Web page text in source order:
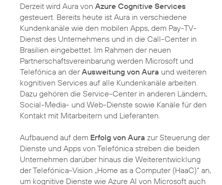
Derzeit wird Aura von Azure Cognitive Services
gesteuert. Bereits heute ist Aura in verschiedene
Kundenkanäle wie den mobilen Apps, dem Pay-TV-
Dienst des Unternehmens und in die Call-Center in
Brasilien eingebettet. Im Rahmen der neuen
Partnerschaftsvereinbarung werden Microsoft und
Telefónica an derAusweitung von Aura und weiteren
kognitiven Services auf alle Kundenkanäle arbeiten.
Dazu gehören die Service-Center in anderen Ländern,
Social-Media- und Web-Dienste sowie Kanäle für den
Kontakt mit Mitarbeitern und Lieferanten.
Aufbauend auf dem Erfolg von Aura zur Steuerung der
Dienste und Apps von Telefónica streben die beiden
Unternehmen darüber hinaus die Weiterentwicklung
der Telefónica-Vision „Home as a Computer (HaaC)“ an,
um kognitive Dienste wie Azure AI von Microsoft auch